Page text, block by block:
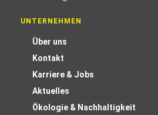
UNTERNEHMEN
Über uns
Kontakt
Karriere & Jobs
Aktuelles
Ökologie & Nachhaltigkeit